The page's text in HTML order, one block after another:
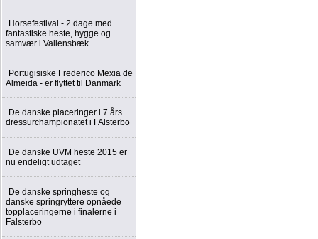
Horsefestival - 2 dage med
fantastiske heste, hygge og
samvær i Vallensbæk
Portugisiske Frederico Mexia de
Almeida - er flyttet til Danmark
De danske placeringer i 7 års
dressurchampionatet i FAlsterbo
De danske UVM heste 2015 er
nu endeligt udtaget
De danske springheste og
danske springryttere opnåede
topplaceringerne i finalerne i
Falsterbo